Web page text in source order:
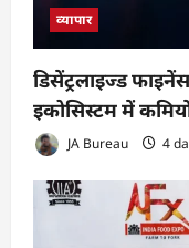
व्यापार
डिसेंट्रलाइज्ड
इकोसिस्टम में
JA Bureau 4